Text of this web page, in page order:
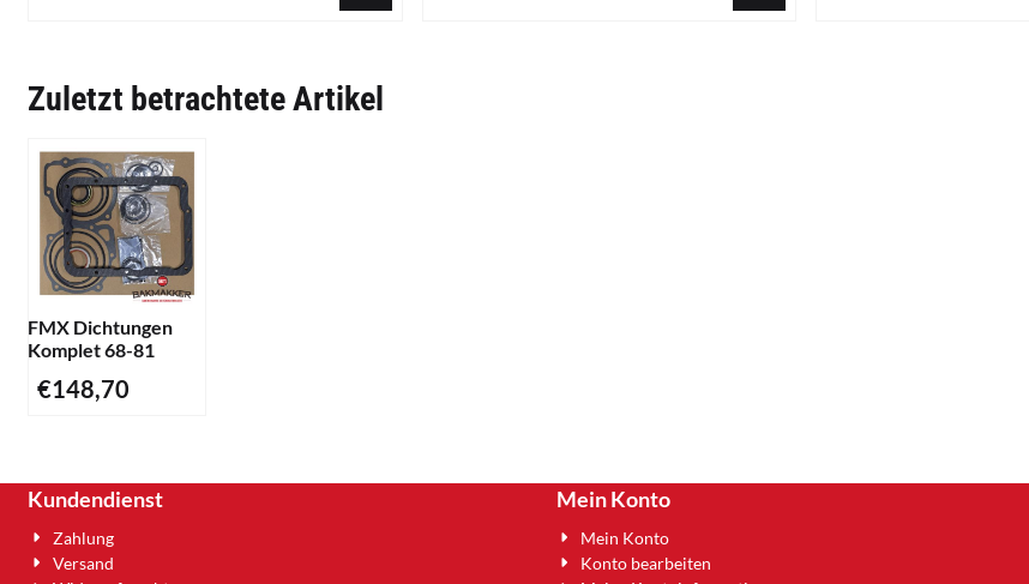
Zuletzt betrachtete Artikel
FMX Dichtungen
Komplet 68-81
€148,70
Kundendienst
Zahlung
Versand
Mein Konto
Mein Konto
Konto bearbeiten